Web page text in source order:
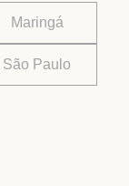
Maringá
São Paulo